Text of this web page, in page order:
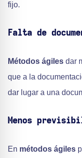
fijo.
Falta de
Métodos ágiles dar
que a la
dar lugar a una
Menos
En métodos ágiles